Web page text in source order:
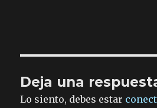
Deja una
Lo siento, debes estar